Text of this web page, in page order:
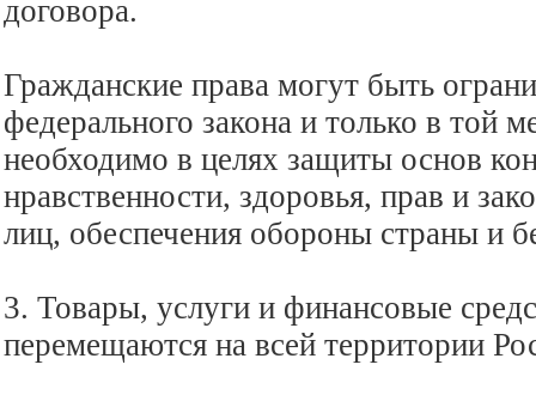
договора.
Гражданские права могут быть
федерального закона и только в той
необходимо в целях защиты основ
нравственности, здоровья, прав и
лиц, обеспечения обороны страны и
3. Товары, услуги и финансовые
перемещаются на всей территории